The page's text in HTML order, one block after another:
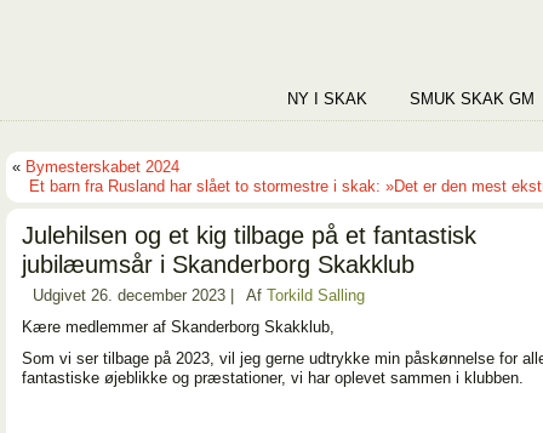
NY I SKAK SMUK SKAK GM
« Bymesterskabet 2024
Et barn fra Rusland har slået to stormestre i skak: »Det er den mest
Julehilsen og et kig tilbage på et fantastisk
jubilæumsår i Skanderborg Skakklub
Udgivet 26. december 2023 Af Torkild Salling
Kære medlemmer af Skanderborg Skakklub,
Som vi ser tilbage på 2023, vil jeg gerne udtrykke min påskønnelse for
fantastiske øjeblikke og præstationer, vi har oplevet sammen i klubben.